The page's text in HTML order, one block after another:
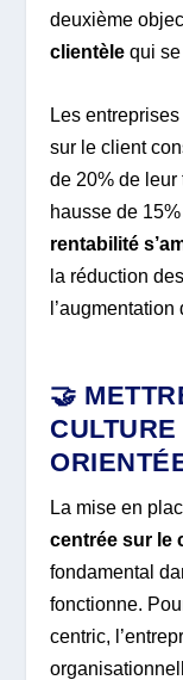
deuxième
clientèle qui
Les
sur le client
de 20% de
hausse de
rentabilité
la réduction
🤝
La mise en
centrée sur le
fondamental
fonctionne.
centric,